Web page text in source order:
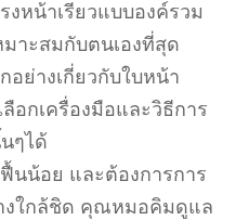
หน้าเรียวแบบองค์รวม
าะสมกับตนเองที่สุด
ย่างเกี่ยวกับใบหน้า
อกเครื่องมือและวิธีการ
ๆได้
นน้อย และต้องการการ
งใกล้ชิด คุณหมอคิมดูแล